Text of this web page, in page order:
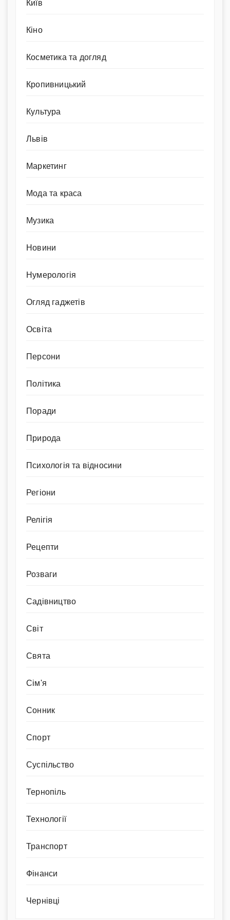
Київ
Кіно
Косметика та догляд
Кропивницький
Культура
Львів
Маркетинг
Мода та краса
Музика
Новини
Нумерологія
Огляд гаджетів
Освіта
Персони
Політика
Поради
Природа
Психологія та відносини
Регіони
Релігія
Рецепти
Розваги
Садівництво
Світ
Свята
Сім'я
Сонник
Спорт
Суспільство
Тернопіль
Технології
Транспорт
Фінанси
Чернівці